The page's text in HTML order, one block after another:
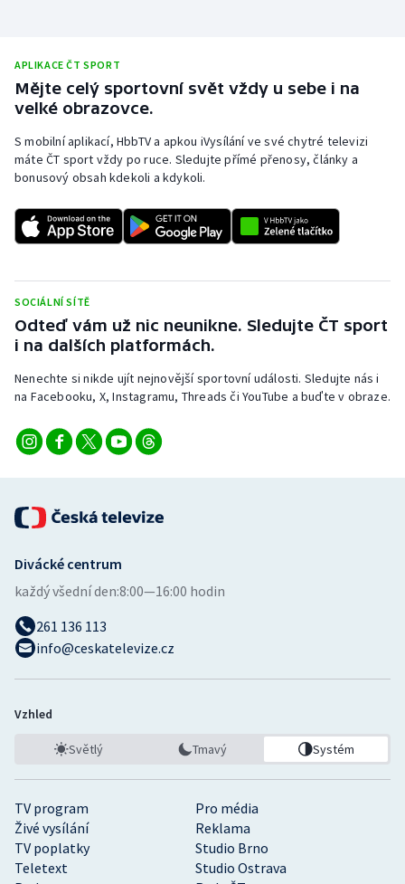
APLIKACE ČT SPORT
Mějte celý sportovní svět vždy u sebe i na
velké obrazovce.
S mobilní aplikací, HbbTV a apkou iVysílání ve své chytré televizi
máte ČT sport vždy po ruce. Sledujte přímé přenosy, články a
bonusový obsah kdekoli a kdykoli.
SOCIÁLNÍ SÍTĚ
Odteď vám už nic neunikne. Sledujte ČT sport
i na dalších platformách.
Nenechte si nikde ujít nejnovější sportovní události. Sledujte nás i
na Facebooku, X, Instagramu, Threads či YouTube a buďte v obraze.
TV program
Pro média
Živé vysílání
Reklama
TV poplatky
Studio Brno
Teletext
Studio Ostrava
Divácké centrum
každý všední den:8:00—16:00 hodin
261 136 113
info@ceskatelevize.cz
Vzhled
Světlý Tmavý Systém